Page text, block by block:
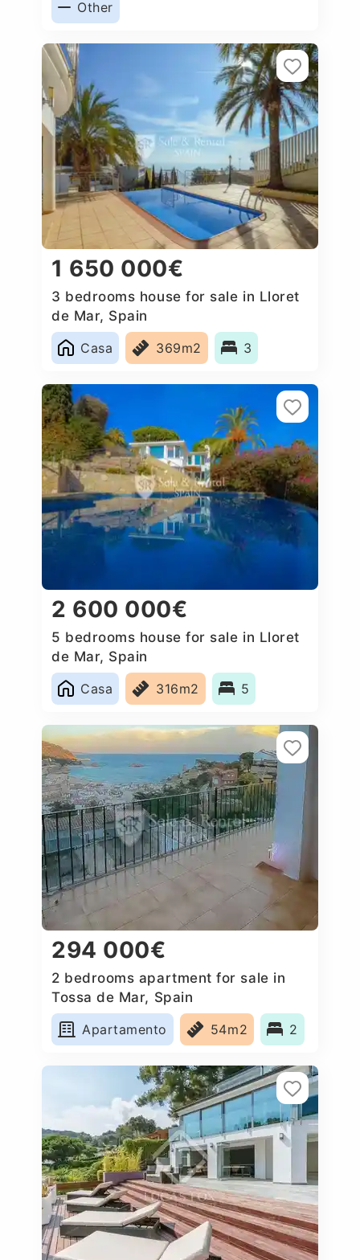
Other
1 650 000€
3 bedrooms house for sale in Lloret
de Mar, Spain
Casa
369m2 3
2 600 000€
5 bedrooms house for sale in Lloret
de Mar, Spain
Casa
316m2 5
294 000€
2 bedrooms apartment for sale in
Tossa de Mar, Spain
Apartamento
54m2 2